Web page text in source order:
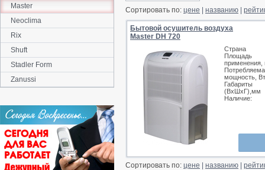
Сортировать по: цене названию
Бытовой осушитель воздуха
Master DH 720
Страна
Площадь
применения,
мощность, Вт
Габариты
(ВхШхГ),мм
Наличие:
Сортировать по: цене названию
Master
Neoclima
Rix
Shuft
Stadler Form
Zanussi